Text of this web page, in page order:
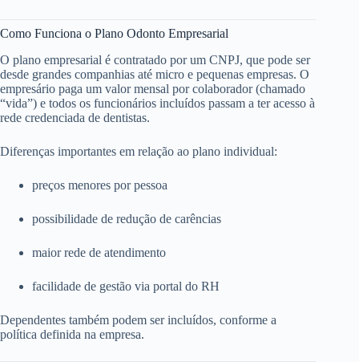
Como Funciona o Plano Odonto Empresarial
O plano empresarial é contratado por um CNPJ, que pode ser
desde grandes companhias até micro e pequenas empresas. O
empresário paga um valor mensal por colaborador (chamado
“vida”) e todos os funcionários incluídos passam a ter acesso à
rede credenciada de dentistas.
Diferenças importantes em relação ao plano individual:
preços menores por pessoa
possibilidade de redução de carências
maior rede de atendimento
facilidade de gestão via portal do RH
Dependentes também podem ser incluídos, conforme a
política definida na empresa.